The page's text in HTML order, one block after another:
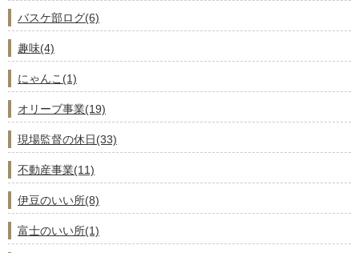
バスケ部ログ(6)
趣味(4)
にゃんこ(1)
オリーブ事業(19)
現場監督の休日(33)
不動産事業(11)
伊豆のいい所(8)
富士のいい所(1)